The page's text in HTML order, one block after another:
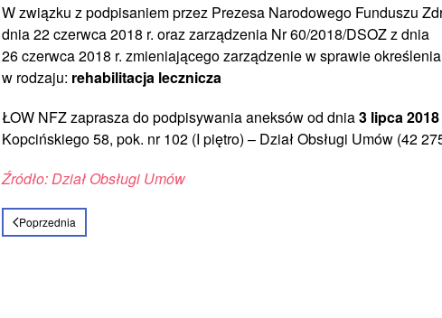
W związku z podpisaniem przez Prezesa Narodowego Funduszu
dnia 22 czerwca 2018 r. oraz zarządzenia Nr 60/2018/DSOZ z dnia
26 czerwca 2018 r. zmieniającego zarządzenie w sprawie
w rodzaju: rehabilitacja lecznicza
ŁOW NFZ zaprasza do podpisywania aneksów od dnia3 lipca 2018
Kopcińskiego 58, pok. nr 102 (I piętro) – Dział Obsługi Umów (42
Źródło: Dział Obsługi Umów
Poprzednia